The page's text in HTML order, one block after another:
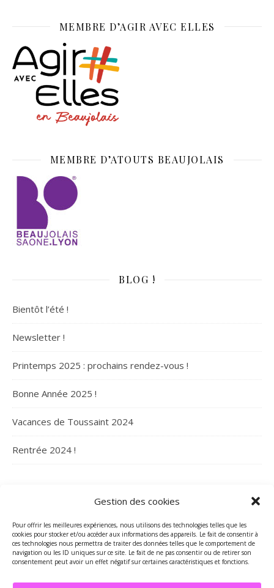
Gestion des cookies
Pour offrir les meilleures expériences, nous utilisons des technologies telles que les
cookies pour stocker et/ou accéder aux informations des appareils. Le fait de consentir à
ces technologies nous permettra de traiter des données telles que le comportement de
navigation ou les ID uniques sur ce site. Le fait de ne pas consentir ou de retirer son
consentement peut avoir un effet négatif sur certaines caractéristiques et fonctions.
MEMBRE D’AGIR AVEC ELLES
MEMBRE D’ATOUTS BEAUJOLAIS
BLOG !
Bientôt l’été !
Newsletter !
Printemps 2025 : prochains rendez-vous !
Bonne Année 2025 !
Vacances de Toussaint 2024
Rentrée 2024 !
ARCHIVES
Archives